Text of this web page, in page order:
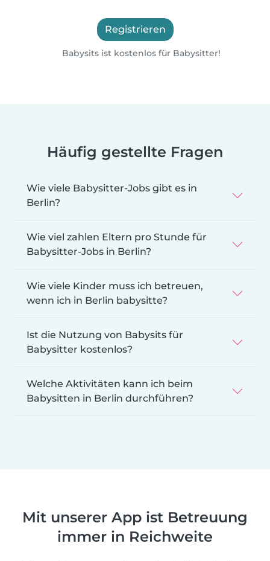
Registrieren
Babysits ist kostenlos für Babysitter!
Häufig gestellte Fragen
Wie viele Babysitter-Jobs gibt es in
Berlin?
Wie viel zahlen Eltern pro Stunde für
Babysitter-Jobs in Berlin?
Wie viele Kinder muss ich betreuen,
wenn ich in Berlin babysitte?
Ist die Nutzung von Babysits für
Babysitter kostenlos?
Welche Aktivitäten kann ich beim
Babysitten in Berlin durchführen?
Mit unserer App ist Betreuung
immer in Reichweite